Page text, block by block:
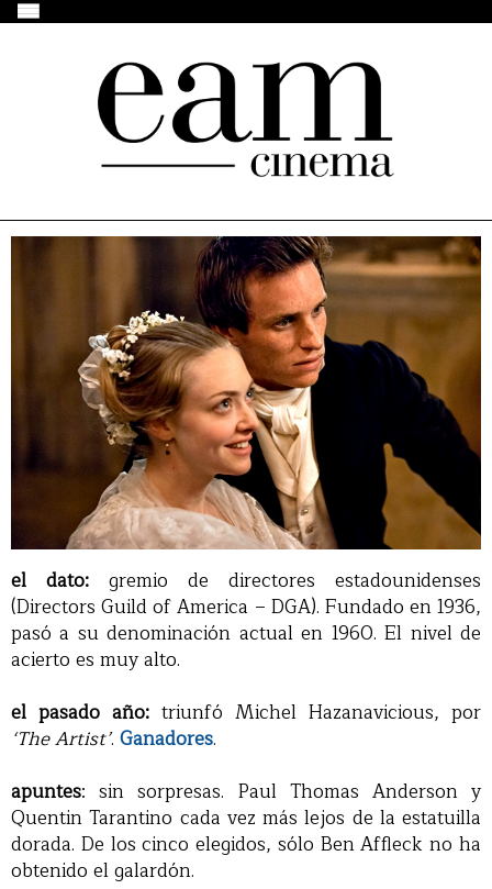
el dato: gremio de directores estadounidenses
(Directors Guild of America – DGA). Fundado en 1936,
pasó a su denominación actual en 1960. El nivel de
acierto es muy alto.
el pasado año: triunfó Michel Hazanavicious, por
‘The Artist’. Ganadores.
apuntes: sin sorpresas. Paul Thomas Anderson y
Quentin Tarantino cada vez más lejos de la estatuilla
dorada. De los cinco elegidos, sólo Ben Affleck no ha
obtenido el galardón.